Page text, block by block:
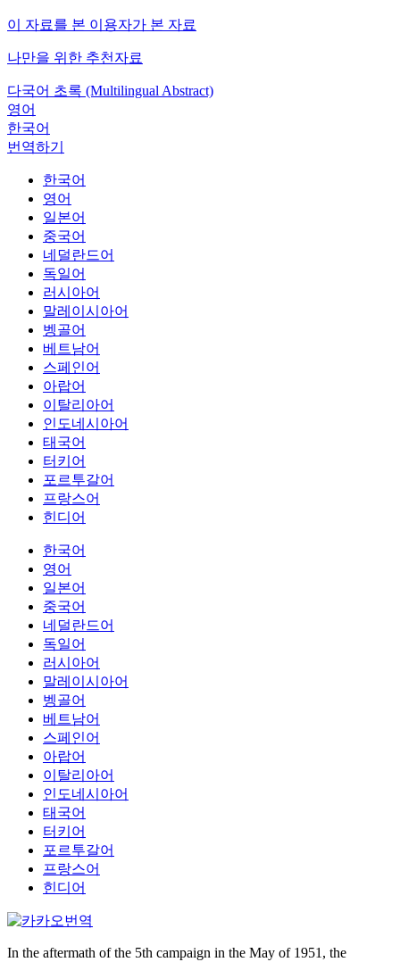
이 자료를 본 이용자가 본 자료
나만을 위한 추천자료
다국어 초록 (Multilingual Abstract)
영어
한국어
번역하기
한국어
영어
일본어
중국어
네덜란드어
독일어
러시아어
말레이시아어
벵골어
베트남어
스페인어
아랍어
이탈리아어
인도네시아어
태국어
터키어
포르투갈어
프랑스어
힌디어
한국어
영어
일본어
중국어
네덜란드어
독일어
러시아어
말레이시아어
벵골어
베트남어
스페인어
아랍어
이탈리아어
인도네시아어
태국어
터키어
포르투갈어
프랑스어
힌디어
In the aftermath of the 5th campaign in the May of 1951, the